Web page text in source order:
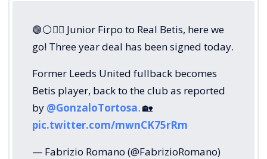
🟢⚪️✍🏻 Junior Firpo to Real Betis, here we
go! Three year deal has been signed today.
Former Leeds United fullback becomes
Betis player, back to the club as reported
by @GonzaloTortosa. 🏡
pic.twitter.com/mwnCK75rRm
— Fabrizio Romano (@FabrizioRomano)